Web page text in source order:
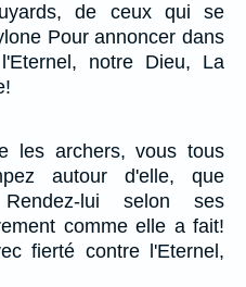
de ceux qui se
Pour annoncer dans
notre Dieu, La
les archers, vous tous
autour d'elle, que
lui selon ses
comme elle a fait!
fierté contre l'Eternel,